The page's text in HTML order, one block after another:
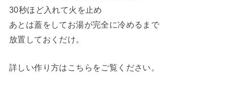
30秒ほど入れて火を止め
あとは蓋をしてお湯が完全に冷めるまで
放置しておくだけ。
詳しい作り方はこちらをご覧ください。